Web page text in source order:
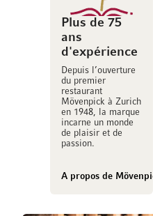
Plus de 75
ans
d'expérience
Depuis l’ouverture
du premier
restaurant
Mövenpick à Zurich
en 1948, la marque
incarne un monde
de plaisir et de
passion.
A propos de